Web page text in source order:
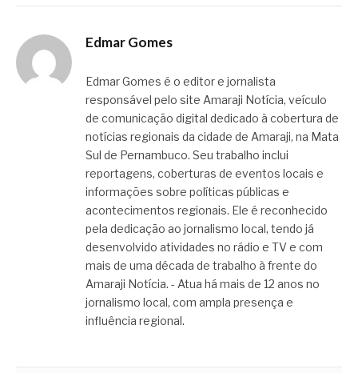
Edmar Gomes
Edmar Gomes é o editor e jornalista
responsável pelo site Amaraji Notícia, veículo
de comunicação digital dedicado à cobertura de
notícias regionais da cidade de Amaraji, na Mata
Sul de Pernambuco. Seu trabalho inclui
reportagens, coberturas de eventos locais e
informações sobre políticas públicas e
acontecimentos regionais. Ele é reconhecido
pela dedicação ao jornalismo local, tendo já
desenvolvido atividades no rádio e TV e com
mais de uma década de trabalho à frente do
Amaraji Notícia. - Atua há mais de 12 anos no
jornalismo local, com ampla presença e
influência regional.